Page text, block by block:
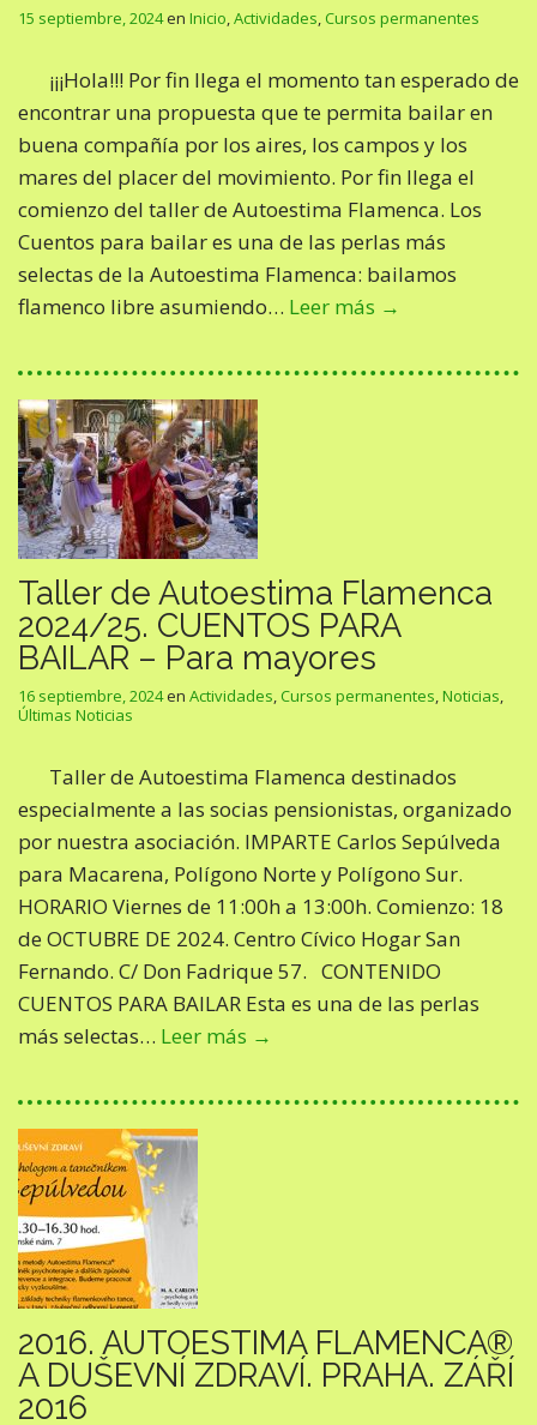
15 septiembre, 2024en Inicio,Actividades,Cursos permanentes
¡¡¡Hola!!! Por fin llega el momento tan esperado de
encontrar una propuesta que te permita bailar en
buena compañía por los aires, los campos y los
mares del placer del movimiento. Por fin llega el
comienzo del taller de Autoestima Flamenca. Los
Cuentos para bailar es una de las perlas más
selectas de la Autoestima Flamenca: bailamos
flamenco libre asumiendo… Leer más →
Taller de Autoestima Flamenca
2024/25. CUENTOS PARA
BAILAR – Para mayores
16 septiembre, 2024en Actividades,Cursos permanentes,Noticias,
Últimas Noticias
Taller de Autoestima Flamenca destinados
especialmente a las socias pensionistas, organizado
por nuestra asociación. IMPARTE Carlos Sepúlveda
para Macarena, Polígono Norte y Polígono Sur.
HORARIO Viernes de 11:00h a 13:00h. Comienzo: 18
de OCTUBRE DE 2024. Centro Cívico Hogar San
Fernando. C/ Don Fadrique 57. CONTENIDO
CUENTOS PARA BAILAR Esta es una de las perlas
más selectas… Leer más →
2016. AUTOESTIMA FLAMENCA®
A DUŠEVNÍ ZDRAVÍ. PRAHA. ZÁŘÍ
2016